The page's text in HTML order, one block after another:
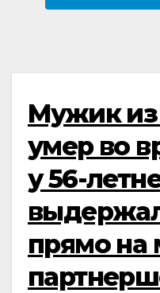
Мужик из
умер во
у 56-
прямо на